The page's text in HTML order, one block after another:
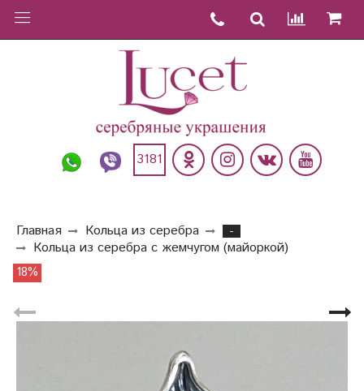
3181
Главная Кольца из серебра
-
Кольца из серебра с жемчугом (майоркой)
18%